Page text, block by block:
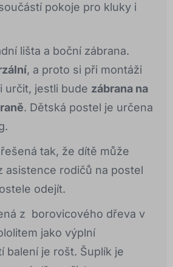
pokoje pro kluky i
lišta a boční zábrana.
, a proto si při montáži
určit, jestli bude zábrana na
. Dětská postel je určena
tak, že dítě může
asistence rodičů na postel
odejít.
z borovicového dřeva v
jako výplní
balení je rošt. Šuplík je